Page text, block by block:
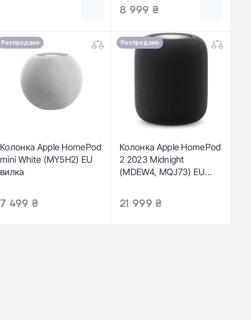
8 999 ₴
Розпродано
Колонка Apple HomePod
mini White (MY5H2) EU
вилка
7 499 ₴
Розпродано
Колонка Apple HomePod
2 2023 Midnight
(MDEW4, MQJ73) EU
21 999 ₴